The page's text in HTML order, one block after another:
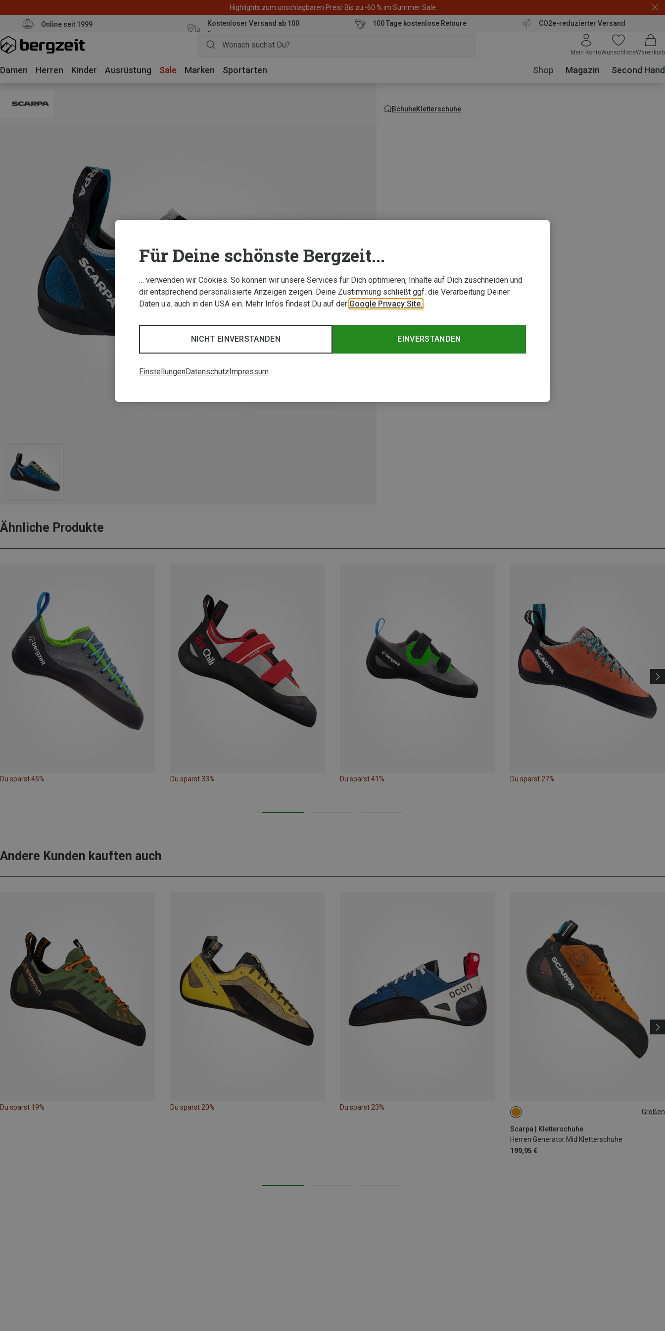
Highlights zum unschlagbaren Preis! Bis zu -60 % im Summer Sale
Online seit 1999
Kostenloser Versand ab 100
Euro
100 Tage kostenlose Retoure CO2e-reduzierter Versand
Mein KontoWunschlisteWarenkorb
Damen Herren Kinder Ausrüstung Sale Marken Sportarten Shop Magazin Second Hand
SchuheKletterschuhe
Ähnliche Produkte
Du sparst 45% Du sparst 33% Du sparst 41% Du sparst 27%
Andere Kunden kauften auch
Du sparst 19% Du sparst 20% Du sparst 23%
Größen
Scarpa | Kletterschuhe
Herren Generator Mid Kletterschuhe
199,95 €
42
Für Deine schönste Bergzeit...
… verwenden wir Cookies. So können wir unsere Services für Dich optimieren, Inhalte auf Dich zuschneiden und
dir entsprechend personalisierte Anzeigen zeigen. Deine Zustimmung schließt ggf. die Verarbeitung Deiner
Daten u.a. auch in den USA ein. Mehr Infos findest Du auf der Google Privacy Site.
EINVERSTANDEN
NICHT EINVERSTANDEN
EinstellungenDatenschutzImpressum